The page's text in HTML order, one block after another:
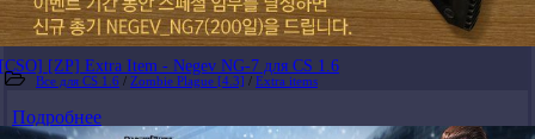
[CSO] [ZP] Extra Item - Negev NG-7 для CS 1.6
Все для CS 1.6 / Zombie Plague [4.3] / Extra items
Подробнее